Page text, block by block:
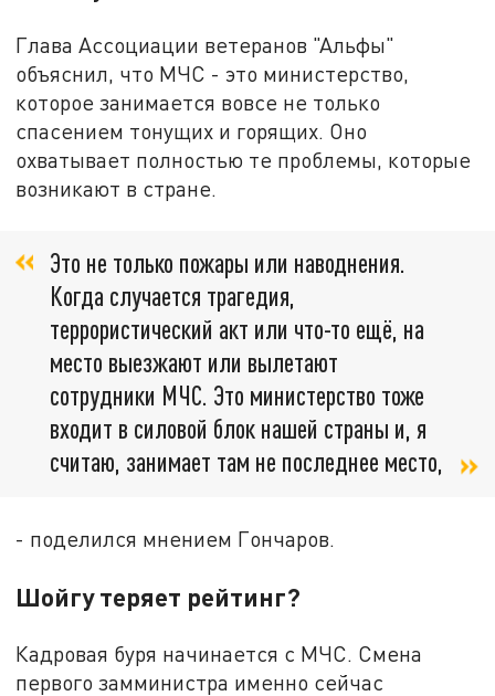
Глава Ассоциации ветеранов "Альфы"
объяснил, что МЧС - это министерство,
которое занимается вовсе не только
спасением тонущих и горящих. Оно
охватывает полностью те проблемы, которые
возникают в стране.
Это не только пожары или наводнения.
Когда случается трагедия,
террористический акт или что-то ещё, на
место выезжают или вылетают
сотрудники МЧС. Это министерство тоже
входит в силовой блок нашей страны и, я
считаю, занимает там не последнее место,
- поделился мнением Гончаров.
Шойгу теряет рейтинг?
Кадровая буря начинается с МЧС. Смена
первого замминистра именно сейчас